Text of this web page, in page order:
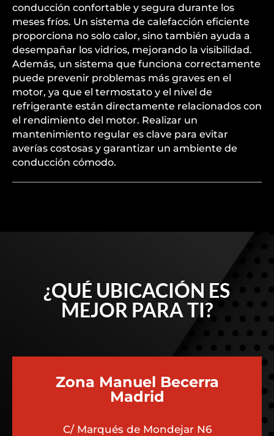
conducción confortable y segura durante los
meses fríos. Un sistema de calefacción eficiente
proporciona no solo calor, sino también ayuda a
desempañar los vidrios, mejorando la visibilidad.
Además, un sistema que funciona correctamente
puede prevenir problemas más graves en el
motor, ya que el termostato y el nivel de
refrigerante están directamente relacionados con
el rendimiento del motor. Realizar un
mantenimiento regular es clave para evitar
averías costosas y garantizar un ambiente de
conducción cómodo.
¿QUÉ UBICACIÓN ES
MEJOR PARA TI?
Zona Manuel Becerra
Madrid
C/ Marqués de Mondejar N6